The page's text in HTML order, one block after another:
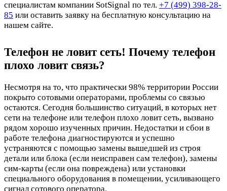
специалистам компании SotSignal по тел. +7 (499) 398-28-
85 или оставить заявку на бесплатную консультацию на
нашем сайте.
Телефон не ловит сеть! Почему телефон
плохо ловит связь?
Несмотря на то, что практически 98% территории России
покрыто сотовыми операторами, проблемы со связью
остаются. Сегодня большинство ситуаций, в которых нет
сети на телефоне или телефон плохо ловит сеть, вызвано
рядом хорошо изученных причин. Недостатки и сбои в
работе телефона диагностируются и успешно
устраняются с помощью замены вышедшей из строя
детали или блока (если неисправен сам телефон), замены
сим-карты (если она повреждена) или установки
специального оборудования в помещении, усиливающего
сигнал сотового оператора.